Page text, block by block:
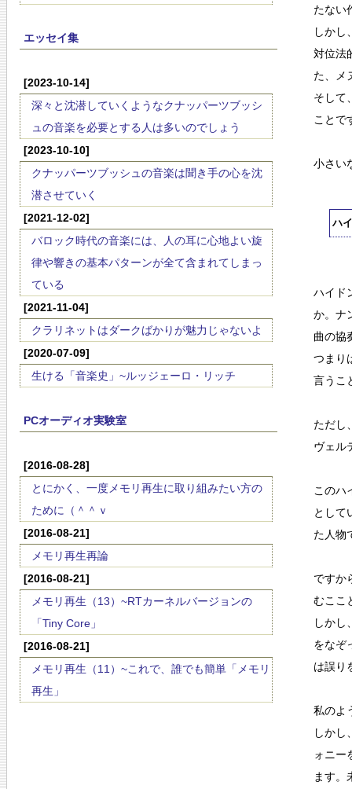
エッセイ集
[2023-10-14]
深々と沈潜していくようなクナッパーツブッシ
ュの音楽を必要とする人は多いのでしょう
[2023-10-10]
クナッパーツブッシュの音楽は聞き手の心を沈
潜させていく
[2021-12-02]
バロック時代の音楽には、人の耳に心地よい旋
律や響きの基本パターンが全て含まれてしまっ
ている
[2021-11-04]
クラリネットはダークばかりが魅力じゃないよ
[2020-07-09]
生ける「音楽史」~ルッジェーロ・リッチ
PCオーディオ実験室
[2016-08-28]
とにかく、一度メモリ再生に取り組みたい方の
ために（＾＾ｖ
[2016-08-21]
メモリ再生再論
[2016-08-21]
メモリ再生（13）~RTカーネルバージョンの
「Tiny Core」
[2016-08-21]
メモリ再生（11）~これで、誰でも簡単「メモリ
再生」
たない
しかし
対位法
た、メ
そして
ことで
小さい
ハ
ハイド
か。ナ
曲の協
つまり
言うこ
ただし
ヴェル
このハ
として
た人物
ですか
むここ
しかし
をなぞ
は誤り
私のよ
しかし
ォニー
ます。